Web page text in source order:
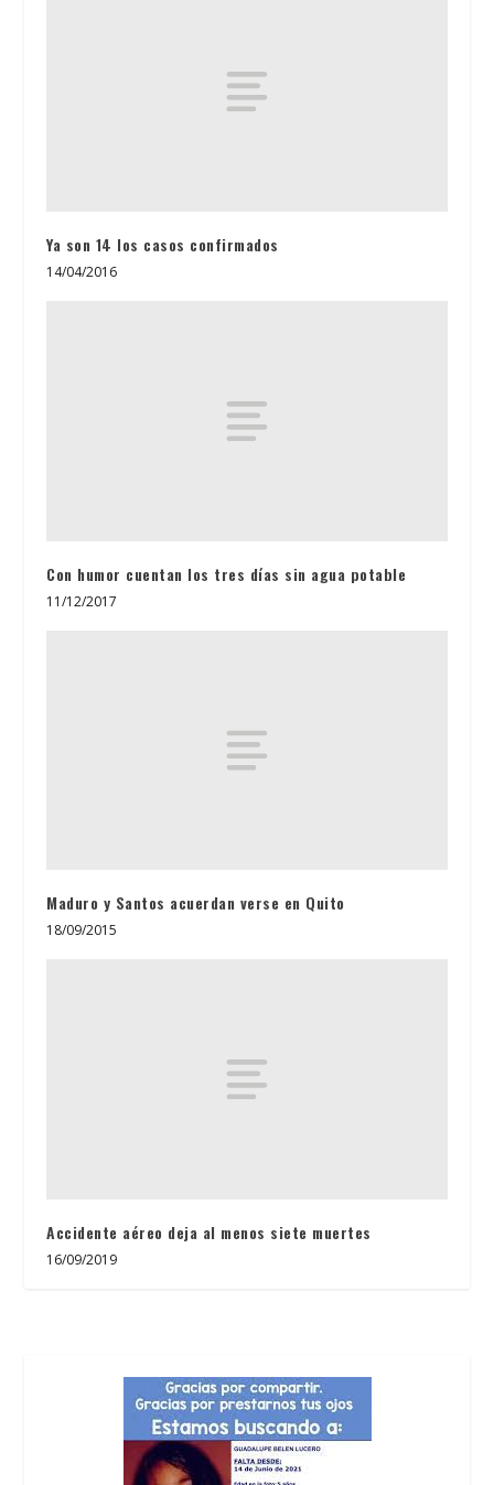
Ya son 14 los casos confirmados
14/04/2016
Con humor cuentan los tres días sin agua potable
11/12/2017
Maduro y Santos acuerdan verse en Quito
18/09/2015
Accidente aéreo deja al menos siete muertes
16/09/2019